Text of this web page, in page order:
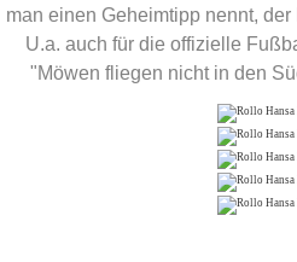
man einen Geheimtipp nennt,
U.a. auch für die offizielle
"Möwen fliegen nicht in den